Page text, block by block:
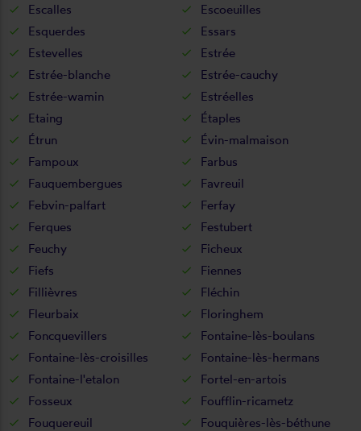
Escalles
Escoeuilles
Esquerdes
Essars
Estevelles
Estrée
Estrée-blanche
Estrée-cauchy
Estrée-wamin
Estréelles
Etaing
Étaples
Étrun
Évin-malmaison
Fampoux
Farbus
Fauquembergues
Favreuil
Febvin-palfart
Ferfay
Ferques
Festubert
Feuchy
Ficheux
Fiefs
Fiennes
Fillièvres
Fléchin
Fleurbaix
Floringhem
Foncquevillers
Fontaine-lès-boulans
Fontaine-lès-croisilles
Fontaine-lès-hermans
Fontaine-l'etalon
Fortel-en-artois
Fosseux
Foufflin-ricametz
Fouquereuil
Fouquières-lès-béthune